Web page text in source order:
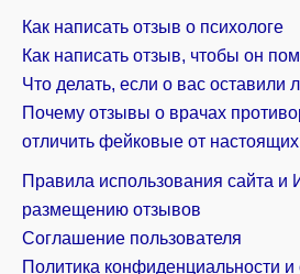
Как написать отзыв о психологе
Как написать отзыв, чтобы он
Что делать, если о вас оставили
Почему отзывы о врачах
отличить фейковые от настоящих
Правила использования сайта и
размещению отзывов
Соглашение пользователя
Политика конфиденциальности и